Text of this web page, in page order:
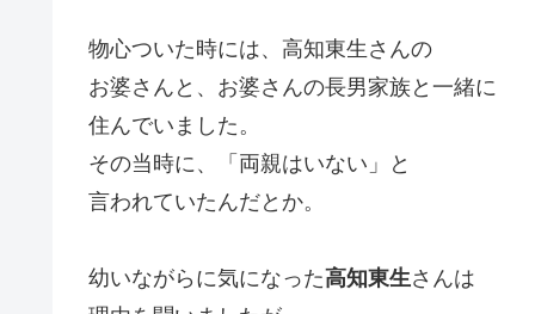
物心ついた時には、高知東生さんの
お婆さんと、お婆さんの長男家族と一緒に
住んでいました。
その当時に、「両親はいない」と
言われていたんだとか。
幼いながらに気になった高知東生さんは